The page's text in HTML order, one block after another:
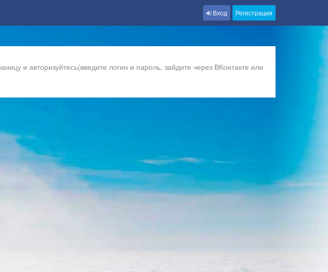
Вход Регистрация
и авторизуйтесь(введите логин и пароль, зайдите через ВКонтакте или